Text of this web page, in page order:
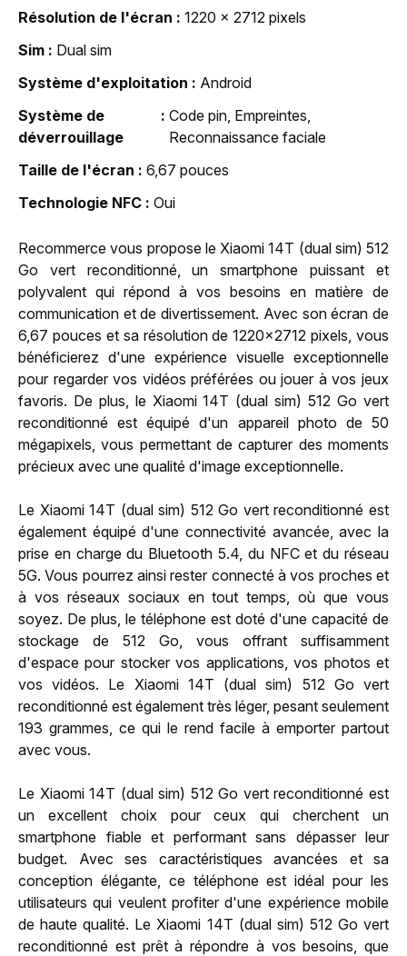
Résolution de l'écran
1220 x 2712 pixels
Sim
Dual sim
Système d'exploitation
Android
Système de
déverrouillage
Code pin, Empreintes,
Reconnaissance faciale
Taille de l'écran
6,67 pouces
Technologie NFC
Oui
Recommerce vous propose le Xiaomi 14T (dual sim) 512
Go vert reconditionné, un smartphone puissant et
polyvalent qui répond à vos besoins en matière de
communication et de divertissement. Avec son écran de
6,67 pouces et sa résolution de 1220x2712 pixels, vous
bénéficierez d'une expérience visuelle exceptionnelle
pour regarder vos vidéos préférées ou jouer à vos jeux
favoris. De plus, le Xiaomi 14T (dual sim) 512 Go vert
reconditionné est équipé d'un appareil photo de 50
mégapixels, vous permettant de capturer des moments
précieux avec une qualité d'image exceptionnelle.
Le Xiaomi 14T (dual sim) 512 Go vert reconditionné est
également équipé d'une connectivité avancée, avec la
prise en charge du Bluetooth 5.4, du NFC et du réseau
5G. Vous pourrez ainsi rester connecté à vos proches et
à vos réseaux sociaux en tout temps, où que vous
soyez. De plus, le téléphone est doté d'une capacité de
stockage de 512 Go, vous offrant suffisamment
d'espace pour stocker vos applications, vos photos et
vos vidéos. Le Xiaomi 14T (dual sim) 512 Go vert
reconditionné est également très léger, pesant seulement
193 grammes, ce qui le rend facile à emporter partout
avec vous.
Le Xiaomi 14T (dual sim) 512 Go vert reconditionné est
un excellent choix pour ceux qui cherchent un
smartphone fiable et performant sans dépasser leur
budget. Avec ses caractéristiques avancées et sa
conception élégante, ce téléphone est idéal pour les
utilisateurs qui veulent profiter d'une expérience mobile
de haute qualité. Le Xiaomi 14T (dual sim) 512 Go vert
reconditionné est prêt à répondre à vos besoins, que